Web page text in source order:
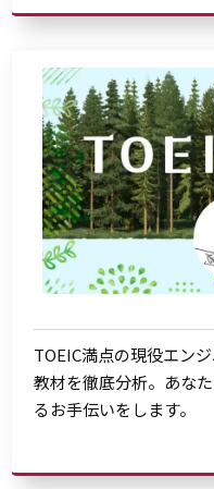
TOEIC満点の現役エン
教材を徹底分析。あな
るお手伝いをします。